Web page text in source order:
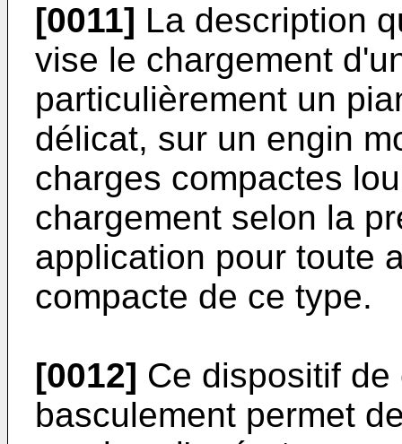
[0011] La description
vise le chargement
particulièrement un
délicat, sur un engin
charges compactes
chargement selon la
application pour toute
compacte de ce type.
[0012] Ce dispositif
basculement permet